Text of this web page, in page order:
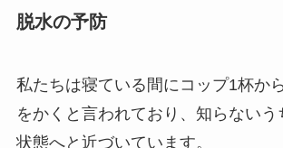
脱水の予防
私たちは寝ている間にコップ1杯か
をかくと言われており、知らないう
状態へと近づいています。